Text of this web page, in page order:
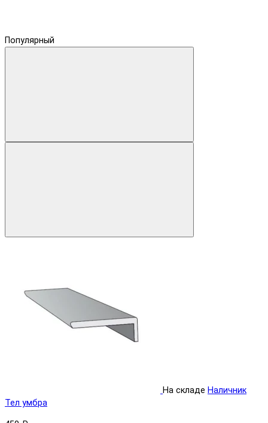
Популярный
На складе Наличник
Тел умбра